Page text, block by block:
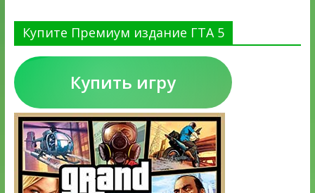
Купите Премиум издание ГТА 5
Купить игру